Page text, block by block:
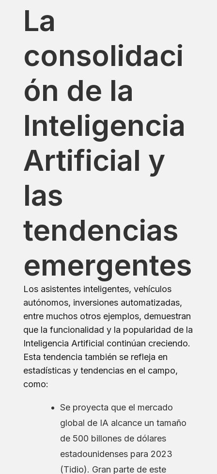
La
consolidaci
ón de la
Inteligencia
Artificial y
las
tendencias
emergentes
Los asistentes inteligentes, vehículos
autónomos, inversiones automatizadas,
entre muchos otros ejemplos, demuestran
que la funcionalidad y la popularidad de la
Inteligencia Artificial continúan creciendo.
Esta tendencia también se refleja en
estadísticas y tendencias en el campo,
como:
Se proyecta que el mercado
global de IA alcance un tamaño
de 500 billones de dólares
estadounidenses para 2023
(Tidio). Gran parte de este